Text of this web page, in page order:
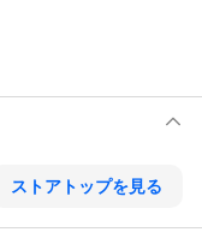
ストアトップを見る